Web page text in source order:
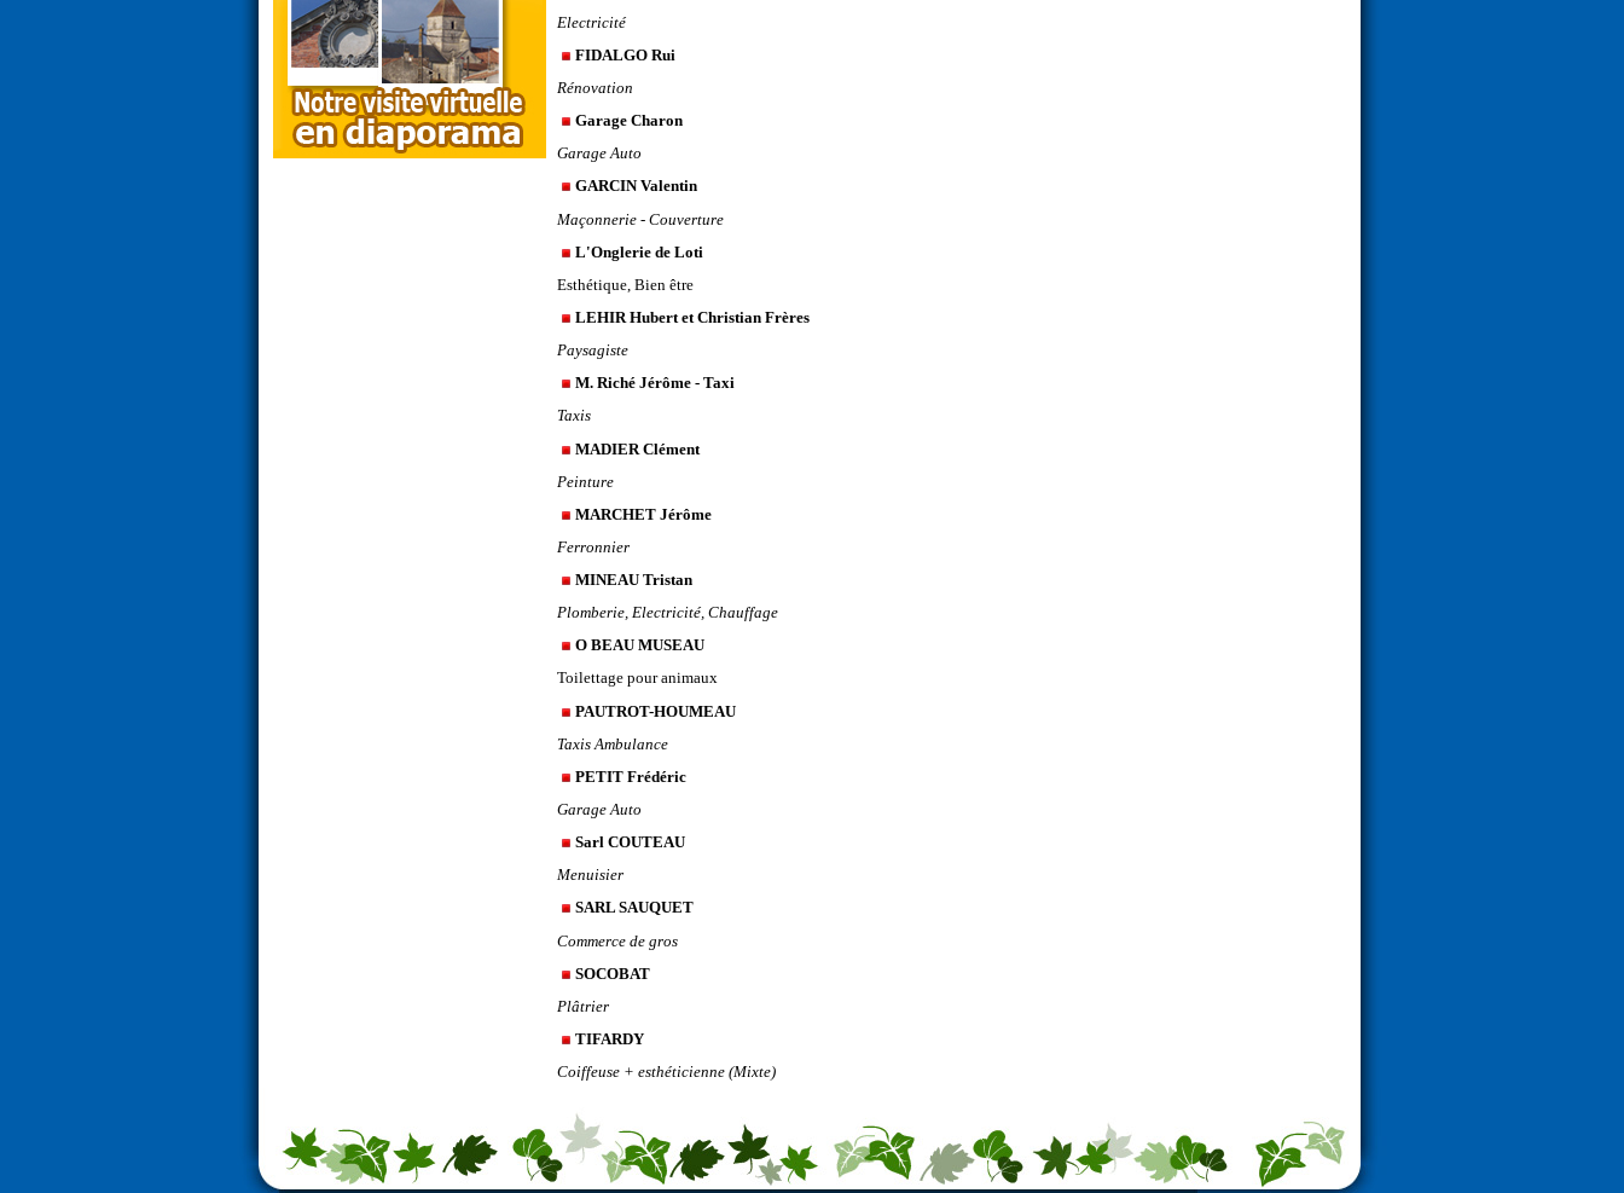
Electricité
FIDALGO Rui
Rénovation
Garage Charon
Garage Auto
GARCIN Valentin
Maçonnerie - Couverture
L'Onglerie de Loti
Esthétique, Bien être
LEHIR Hubert et Christian Frères
Paysagiste
M. Riché Jérôme - Taxi
Taxis
MADIER Clément
Peinture
MARCHET Jérôme
Ferronnier
MINEAU Tristan
Plomberie, Electricité, Chauffage
O BEAU MUSEAU
Toilettage pour animaux
PAUTROT-HOUMEAU
Taxis Ambulance
PETIT Frédéric
Garage Auto
Sarl COUTEAU
Menuisier
SARL SAUQUET
Commerce de gros
SOCOBAT
Plâtrier
TIFARDY
Coiffeuse + esthéticienne (Mixte)